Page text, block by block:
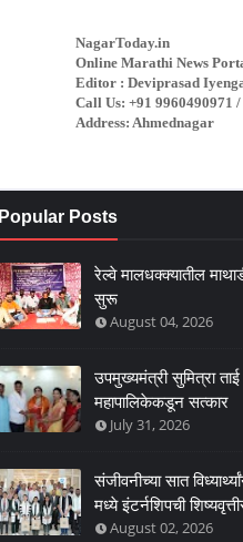
NagarToday.in
Online Marathi News
Editor : Deviprasad
Call Us: +91 9960490971
Address: Ahmednagar
Popular Posts
रेल्वे मालधक्क्यातील
सुरू
August 04, 2026
उपमुख्यमंत्री सुमित्रा ताई
महापालिकेकडून सत्कार
July 31, 2026
संजीवनीच्या सात
मध्ये इंटर्नशिपची
August 02, 2026